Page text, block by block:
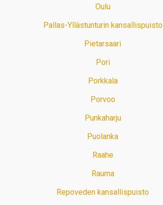
Oulu
Pallas-Yllästunturin kansallispuisto
Pietarsaari
Pori
Porkkala
Porvoo
Punkaharju
Puolanka
Raahe
Rauma
Repoveden kansallispuisto